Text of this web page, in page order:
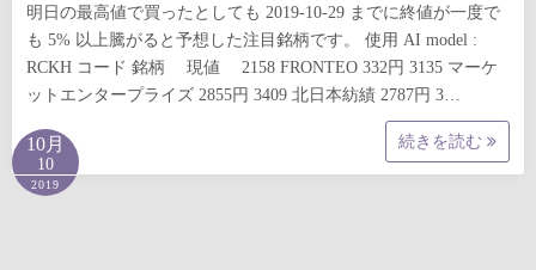
明日の最高値で買ったとしても 2019-10-29 までに終値が一度で
も 5% 以上騰がると予想した注目銘柄です。 使用 AI model :
RCKH コード 銘柄 現値 2158 FRONTEO 332円 3135 マーケ
ットエンタープライズ 2855円 3409 北日本紡績 2787円 3…
続きを読む
10月
10
2019